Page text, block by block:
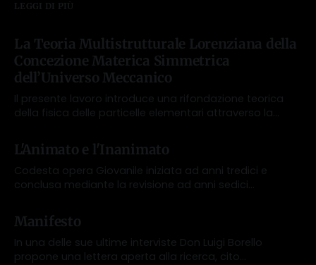
LEGGI DI PIÙ
La Teoria Multistrutturale Lorenziana della
Concezione Materica Simmetrica
dell’Universo Meccanico
Il presente lavoro introduce una rifondazione teorica
della fisica delle particelle elementari attraverso la
Majorana con la cosmologia meccanica a spazio
neutrinico granulare proposta da Cesare Colangeli.
L'Animato e l'Inanimato
Codesta opera Giovanile iniziata ad anni tredici e
conclusa mediante la revisione ad anni sedici
ciò segna la mia gioventù pre-archeosubatomica, ciò
pone il lettore profondamente immerso nel mio
passato e nelle mie proprie conoscenze.
Manifesto
In una delle sue ultime interviste Don Luigi Borello
propone una lettera aperta alla ricerca, cito